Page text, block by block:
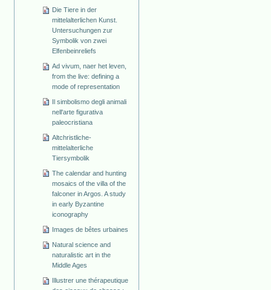
Die Tiere in der
mittelalterlichen Kunst.
Untersuchungen zur
Symbolik von zwei
Elfenbeinreliefs
Ad vivum, naer het leven,
from the live: defining a
mode of representation
Il simbolismo degli animali
nell'arte figurativa
paleocristiana
Altchristliche-
mittelalterliche
Tiersymbolik
The calendar and hunting
mosaics of the villa of the
falconer in Argos. A study
in early Byzantine
iconography
Images de bêtes urbaines
Natural science and
naturalistic art in the
Middle Ages
Illustrer une thérapeutique